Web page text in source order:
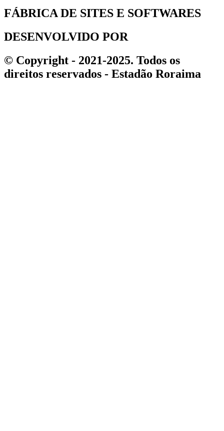
FÁBRICA DE SITES E SOFTWARES
DESENVOLVIDO POR
© Copyright - 2021-2025. Todos os
direitos reservados - Estadão Roraima